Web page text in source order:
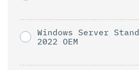
Windows Server
2022 OEM